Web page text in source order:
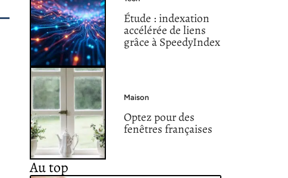
Étude : indexation
accélérée de liens
grâce à SpeedyIndex
Maison
Optez pour des
fenêtres françaises
Au top